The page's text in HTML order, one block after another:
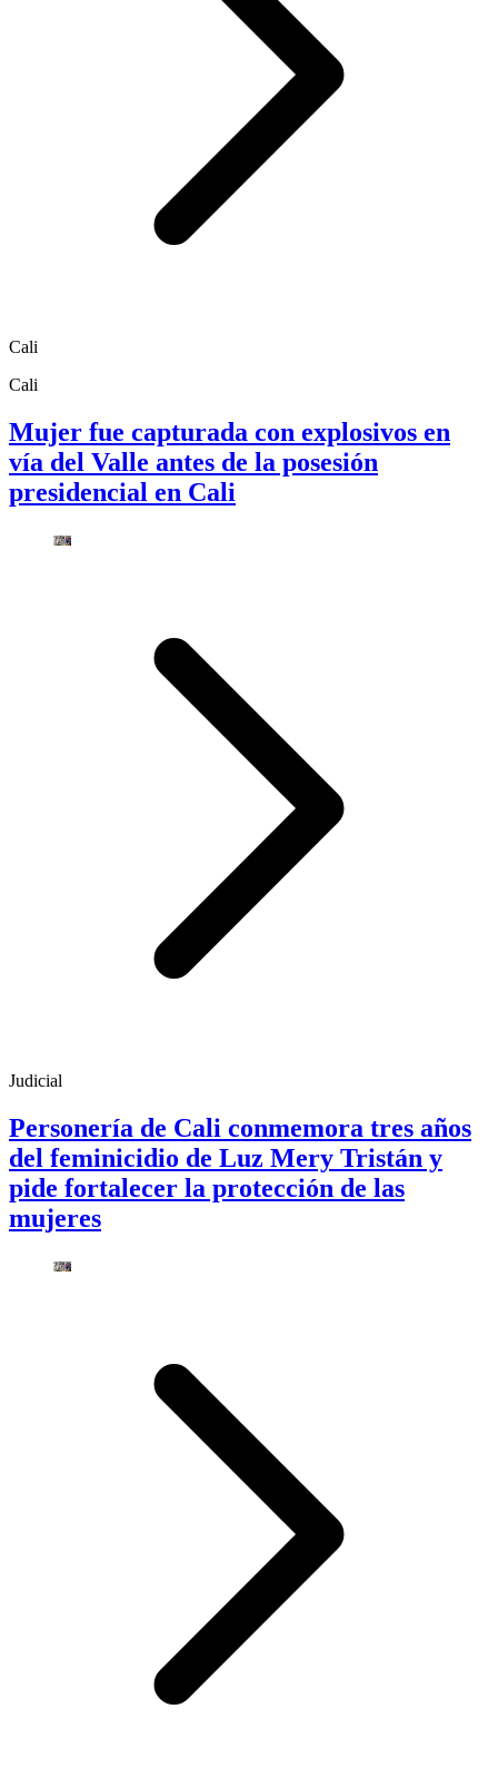
Cali
Cali
Mujer fue capturada con explosivos en
vía del Valle antes de la posesión
presidencial en Cali
Judicial
Personería de Cali conmemora tres años
del feminicidio de Luz Mery Tristán y
pide fortalecer la protección de las
mujeres